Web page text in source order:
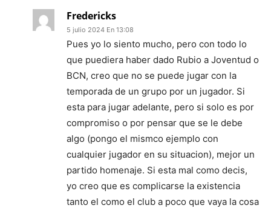
Fredericks
5 julio 2024 En 13:08
Pues yo lo siento mucho, pero con todo lo
que puediera haber dado Rubio a Joventud o
BCN, creo que no se puede jugar con la
temporada de un grupo por un jugador. Si
esta para jugar adelante, pero si solo es por
compromiso o por pensar que se le debe
algo (pongo el mismco ejemplo con
cualquier jugador en su situacion), mejor un
partido homenaje. Si esta mal como decis,
yo creo que es complicarse la existencia
tanto el como el club a poco que vaya la cosa